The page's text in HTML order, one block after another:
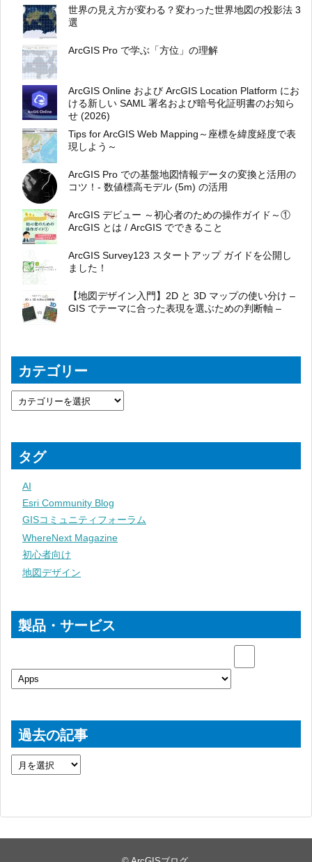
世界の見え方が変わる？変わった世界地図の投影法 3
選
ArcGIS Pro で学ぶ「方位」の理解
ArcGIS Online および ArcGIS Location Platform にお
ける新しい SAML 署名および暗号化証明書のお知ら
せ (2026)
Tips for ArcGIS Web Mapping～座標を緯度経度で表
現しよう～
ArcGIS Pro での基盤地図情報データの変換と活用の
コツ！- 数値標高モデル (5m) の活用
ArcGIS デビュー ～初心者のための操作ガイド～①
ArcGIS とは / ArcGIS でできること
ArcGIS Survey123 スタートアップ ガイドを公開し
ました！
【地図デザイン入門】2D と 3D マップの使い分け –
GIS でテーマに合った表現を選ぶための判断軸 –
カテゴリー
タグ
AI
Esri Community Blog
GISコミュニティフォーラム
WhereNext Magazine
初心者向け
地図デザイン
製品・サービス
過去の記事